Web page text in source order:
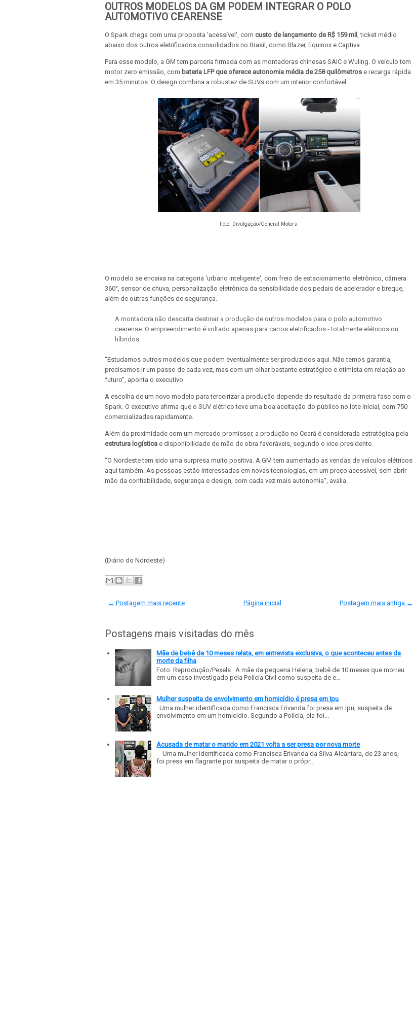
OUTROS MODELOS DA GM PODEM INTEGRAR O POLO
AUTOMOTIVO CEARENSE
O Spark chega com uma proposta 'acessível', com custo de lançamento de R$ 159 mil , ticket médio
abaixo dos outros eletrificados consolidados no Brasil, como Blazer, Equinox e Captiva.
Para esse modelo, a GM tem parceria firmada com as montadoras chinesas SAIC e Wuling. O veículo tem
motor zero emissão, com bateria LFP que oferece autonomia média de 258 quilômetros e recarga rápida
em 35 minutos. O design combina a robustez de SUVs com um interior confortável.
Foto: Divulgação/General Motors.
O modelo se encaixa na categoria 'urbano inteligente', com freio de estacionamento eletrônico, câmera
360°, sensor de chuva, personalização eletrônica da sensibilidade dos pedais de acelerador e breque,
além de outras funções de segurança.
A montadora não descarta destinar a produção de outros modelos para o polo automotivo
cearense. O empreendimento é voltado apenas para carros eletrificados - totalmente elétricos ou
híbridos.
“Estudamos outros modelos que podem eventualmente ser produzidos aqui. Não temos garantia,
precisamos ir um passo de cada vez, mas com um olhar bastante estratégico e otimista em relação ao
futuro”, aponta o executivo.
A escolha de um novo modelo para terceirizar a produção depende do resultado da primeira fase com o
Spark. O executivo afirma que o SUV elétrico teve uma boa aceitação do público no lote inicial, com 750
comercializadas rapidamente.
Além da proximidade com um mercado promissor, a produção no Ceará é considerada estratégica pela
estrutura logística e disponibilidade de mão de obra favoráveis, segundo o vice-presidente.
“O Nordeste tem sido uma surpresa muito positiva. A GM tem aumentado as vendas de veículos elétricos
aqui também. As pessoas estão interessadas em novas tecnologias, em um preço acessível, sem abrir
mão da confiabilidade, segurança e design, com cada vez mais autonomia”, avalia.
(Diário do Nordeste)
← Postagem mais recente Postagem mais antiga →
Página inicial
Postagens mais visitadas do mês
Mãe de bebê de 10 meses relata, em entrevista exclusiva, o que aconteceu antes da
morte da filha
Foto: Reprodução/Pexels A mãe da pequena Helena, bebê de 10 meses que morreu
em um caso investigado pela Polícia Civil como suspeita de e...
Mulher suspeita de envolvimento em homicídio é presa em Ipu
Uma mulher identificada como Francisca Erivanda foi presa em Ipu, suspeita de
envolvimento em um homicídio. Segundo a Polícia, ela foi...
Acusada de matar o marido em 2021 volta a ser presa por nova morte
Uma mulher identificada como Francisca Erivanda da Silva Alcântara, de 23 anos,
foi presa em flagrante por suspeita de matar o própr...